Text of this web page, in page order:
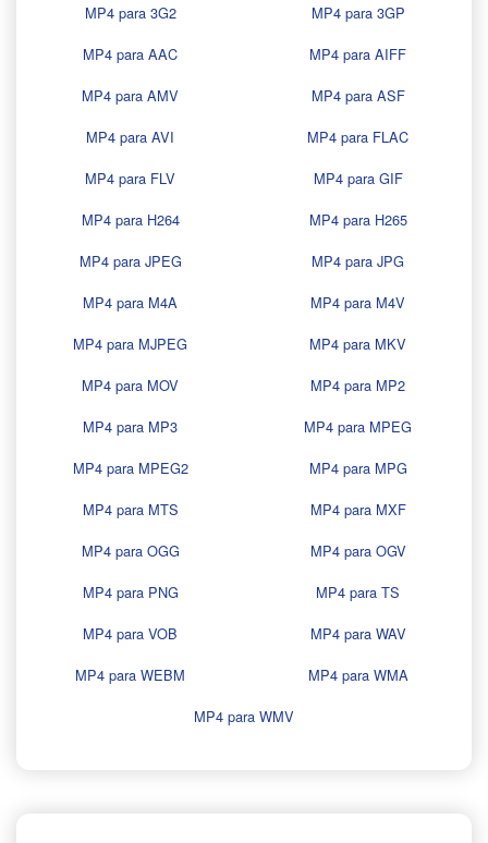
MP4 para 3G2
MP4 para 3GP
MP4 para AAC
MP4 para AIFF
MP4 para AMV
MP4 para ASF
MP4 para AVI
MP4 para FLAC
MP4 para FLV
MP4 para GIF
MP4 para H264
MP4 para H265
MP4 para JPEG
MP4 para JPG
MP4 para M4A
MP4 para M4V
MP4 para MJPEG
MP4 para MKV
MP4 para MOV
MP4 para MP2
MP4 para MP3
MP4 para MPEG
MP4 para MPEG2
MP4 para MPG
MP4 para MTS
MP4 para MXF
MP4 para OGG
MP4 para OGV
MP4 para PNG
MP4 para TS
MP4 para VOB
MP4 para WAV
MP4 para WEBM
MP4 para WMA
MP4 para WMV